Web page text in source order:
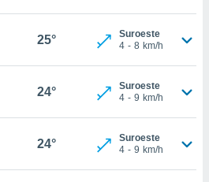
25°
Suroeste
4 - 8 km/h
24°
Suroeste
4 - 9 km/h
24°
Suroeste
4 - 9 km/h